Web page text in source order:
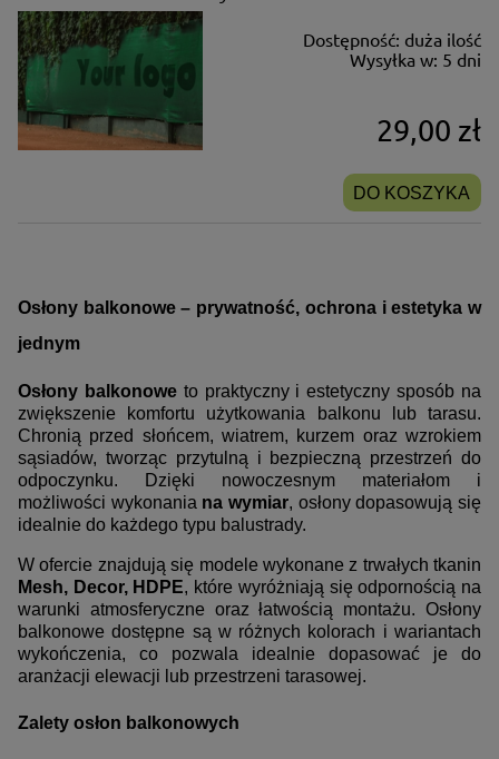
Dostępność: duża ilość
Wysyłka w: 5 dni
29,00 zł
DO KOSZYKA
Osłony balkonowe – prywatność, ochrona i estetyka w
jednym
Osłony balkonoweto praktyczny i estetyczny sposób na
zwiększenie komfortu użytkowania balkonu lub tarasu.
Chronią przed słońcem, wiatrem, kurzem oraz wzrokiem
sąsiadów, tworząc przytulną i bezpieczną przestrzeń do
odpoczynku. Dzięki nowoczesnym materiałom i
możliwości wykonania na wymiar, osłony dopasowują się
idealnie do każdego typu balustrady.
W ofercie znajdują się modele wykonane z trwałych tkanin
Mesh, Decor, HDPE, które wyróżniają się odpornością na
warunki atmosferyczne oraz łatwością montażu. Osłony
balkonowe dostępne są w różnych kolorach i wariantach
wykończenia, co pozwala idealnie dopasować je do
aranżacji elewacji lub przestrzeni tarasowej.
Zalety osłon balkonowych